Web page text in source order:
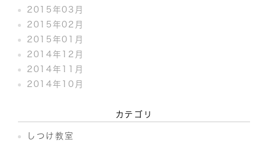
2015年03月
2015年02月
2015年01月
2014年12月
2014年11月
2014年10月
カテゴリ
しつけ教室